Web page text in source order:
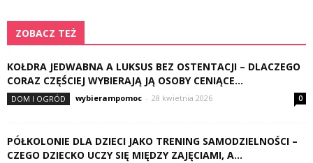
ZOBACZ TEŻ
KOŁDRA JEDWABNA A LUKSUS BEZ OSTENTACJI – DLACZEGO
CORAZ CZĘŚCIEJ WYBIERAJĄ JĄ OSOBY CENIĄCE...
DOM I OGRÓD wybierampomoc - 28 kwietnia 2026 0
PÓŁKOLONIE DLA DZIECI JAKO TRENING SAMODZIELNOŚCI –
CZEGO DZIECKO UCZY SIĘ MIĘDZY ZAJĘCIAMI, A...